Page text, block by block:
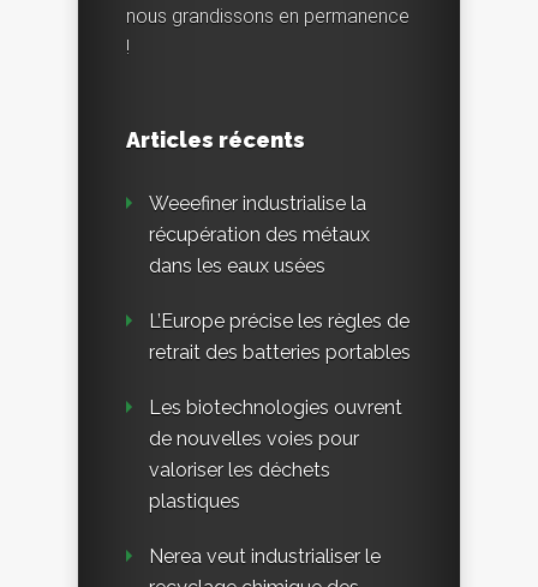
nous grandissons en permanence
!
Articles récents
Weeefiner industrialise la
récupération des métaux
dans les eaux usées
L’Europe précise les règles de
retrait des batteries portables
Les biotechnologies ouvrent
de nouvelles voies pour
valoriser les déchets
plastiques
Nerea veut industrialiser le